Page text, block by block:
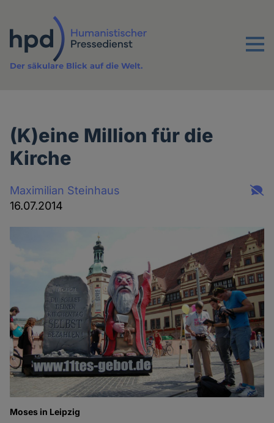
Inhalt
Menu
Der säkulare Blick auf die Welt.
(K)eine Million für die
Kirche
Maximilian Steinhaus
16.07.2014
Moses in Leipzig